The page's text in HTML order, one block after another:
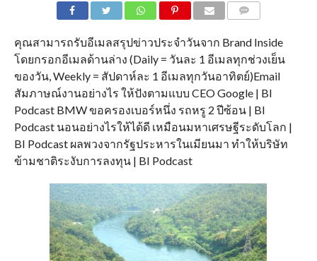
คุณสามารถรับอีเมลสรุปข่าวประจำวันจาก Brand Inside
โดยกรอกอีเมลด้านล่าง (Daily = วันละ 1 อีเมลทุกช่วงเย็น
ของวัน, Weekly = สัปดาห์ละ 1 อีเมลทุกวันอาทิตย์)Email
สัมภาษณ์งานอย่างไร ให้ปังตามแบบ CEO Google | BI
Podcast BMW ขอครองเบอร์หนึ่ง รถหรู 2 ปีซ้อน | BI
Podcast นอนอย่างไรให้ได้ดี เหมือนมหาเศรษฐีระดับโลก |
BI Podcast ผลพวงจากรัฐประหารในเมียนมา ทำให้บริษัท
ข้ามชาติระงับการลงทุน | BI Podcast